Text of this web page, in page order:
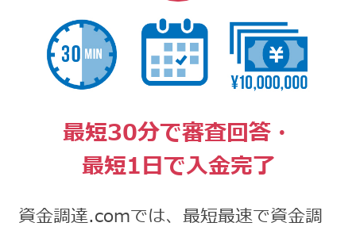
最短30分で審査回答・
最短1日で入金完了
資金調達.comでは、最短最速で資金調